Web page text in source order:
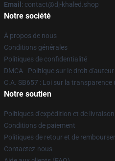
Email : contact@dj-khaled.shop
Notre société
À propos de nous
Conditions générales
Politiques de confidentialité
DMCA - Politique sur le droit d'auteur
C.A. SB657 : Loi sur la
Notre soutien
Politiques d'expédition et de livraison
Conditions de paiement
Politiques de retour et de
Contactez-nous